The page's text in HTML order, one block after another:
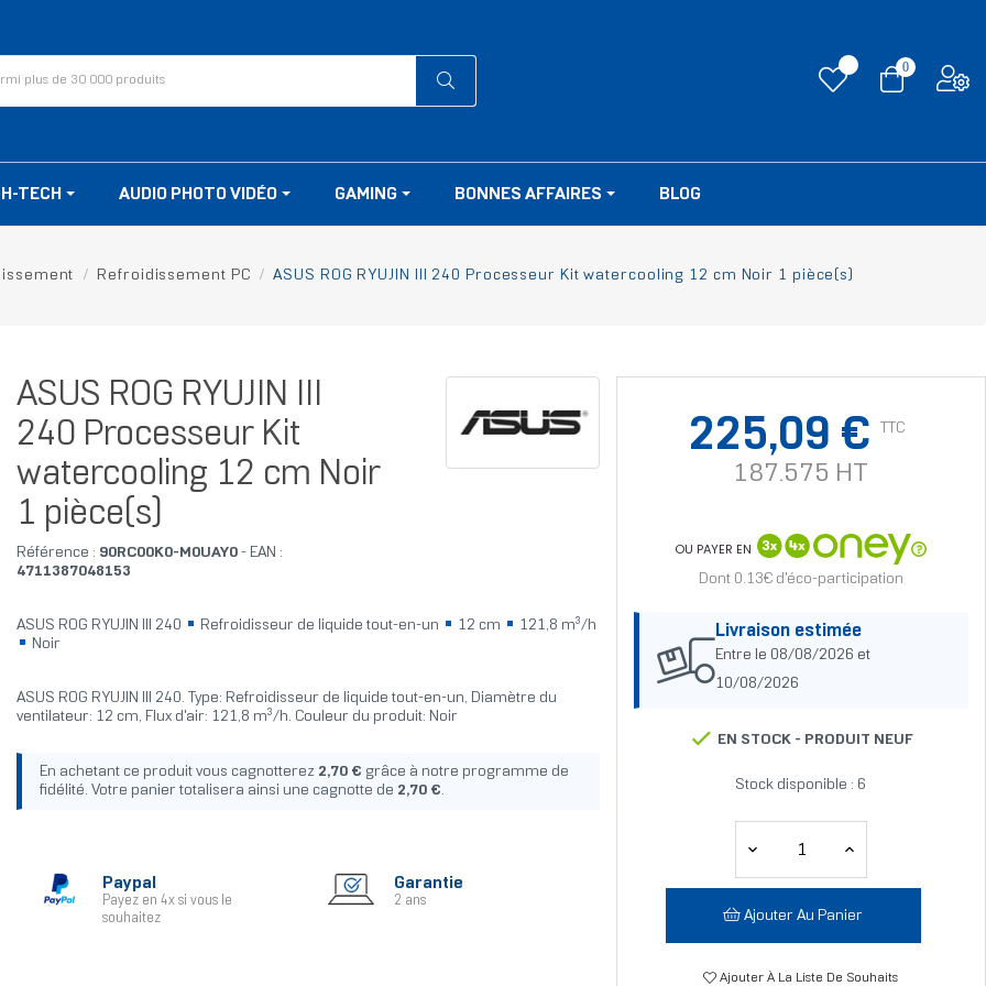
0
TECH AUDIO PHOTO VIDÉO GAMING BONNES AFFAIRES BLOG
Refroidissement PC ASUS ROG RYUJIN III 240 Processeur Kit watercooling 12 cm Noir 1 pièce(s)
ASUS ROG RYUJIN III
240 Processeur Kit
watercooling 12 cm Noir
1 pièce(s)
Référence : 90RC00K0-M0UAY0- EAN :
4711387048153
ASUS ROG RYUJIN III 240 Refroidisseur de liquide tout-en-un 12 cm
121,8 m³/h
Noir
ASUS ROG RYUJIN III 240. Type: Refroidisseur de liquide tout-en-un, Diamètre du
ventilateur: 12 cm, Flux d'air: 121,8 m³/h. Couleur du produit: Noir
En achetant ce produit vous cagnotterez 2,70 € grâce à notre programme de
fidélité. Votre panier totalisera ainsi une cagnotte de 2,70 €.
Paypal
Payez en 4x si vous le
souhaitez
Garantie
2 ans
225,09 € TTC
187.575 HT
OU PAYER EN
Dont 0.13€ d'éco-participation
Livraison estimée
Entre le 08/08/2026 et
10/08/2026
EN STOCK - PRODUIT NEUF
Stock disponible : 6
Ajouter Au Panier
Ajouter À La Liste De Souhaits